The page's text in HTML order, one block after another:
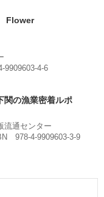
Flower
4-6
の漁業密着ルポ
流通センター
978-4-9909603-3-9